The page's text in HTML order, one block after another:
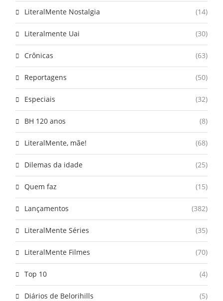
LiteralMente Nostalgia (14)
Literalmente Uai (30)
Crônicas (63)
Reportagens (50)
Especiais (32)
BH 120 anos (8)
LiteralMente, mãe! (68)
Dilemas da idade (25)
Quem faz (15)
Lançamentos (382)
LiteralMente Séries (35)
LiteralMente Filmes (70)
Top 10 (4)
Diários de Belorihills (5)